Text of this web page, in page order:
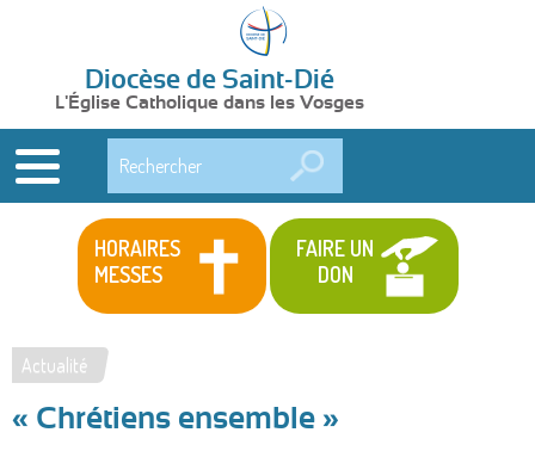
Diocèse de Saint-Dié
L'Église Catholique dans les Vosges
HORAIRES
MESSES
FAIRE UN
DON
Vous
êtes
Actualité
« Chrétiens ensemble »